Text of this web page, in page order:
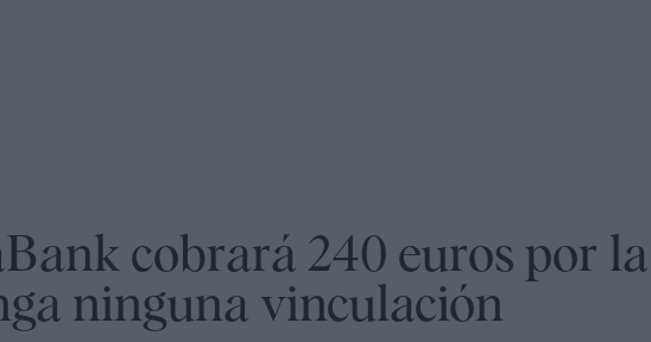
cobrará 240 euros por
ninguna vinculación